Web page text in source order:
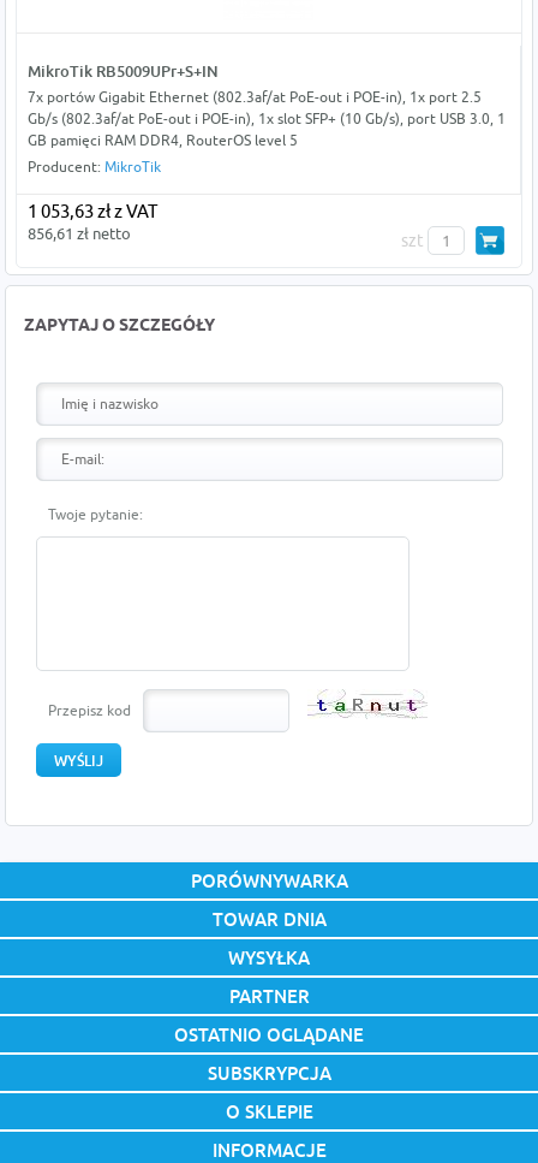
MikroTik RB5009UPr+S+IN
7x portów Gigabit Ethernet (802.3af/at PoE-out i POE-in), 1x port 2.5
Gb/s (802.3af/at PoE-out i POE-in), 1x slot SFP+ (10 Gb/s), port USB 3.0, 1
GB pamięci RAM DDR4, RouterOS level 5
Producent: MikroTik
1 053,63 zł z VAT
856,61 zł netto szt
ZAPYTAJ O SZCZEGÓŁY
Twoje pytanie:
Przepisz kod
PORÓWNYWARKA
TOWAR DNIA
WYSYŁKA
PARTNER
OSTATNIO OGLĄDANE
SUBSKRYPCJA
O SKLEPIE
INFORMACJE